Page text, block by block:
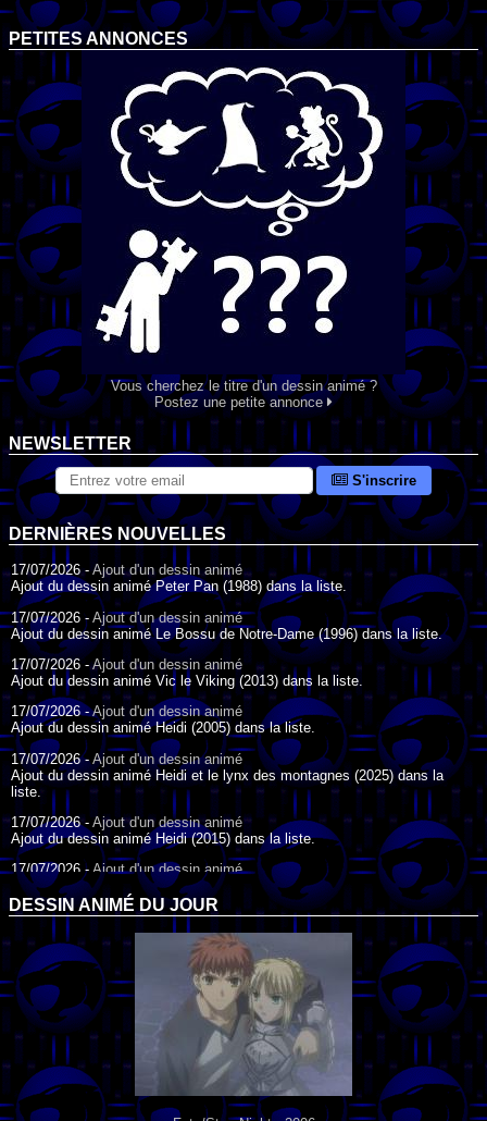
PETITES ANNONCES
Vous cherchez le titre d'un dessin animé ?
Postez une petite annonce
NEWSLETTER
S'inscrire
DERNIÈRES NOUVELLES
17/07/2026 -Ajout d'un dessin animé
Ajout du dessin animé Peter Pan (1988) dans la liste.
17/07/2026 - Ajout d'un dessin animé
Ajout du dessin animé Le Bossu de Notre-Dame (1996) dans la liste.
17/07/2026 -Ajout d'un dessin animé
Ajout du dessin animé Vic le Viking (2013) dans la liste.
17/07/2026 -Ajout d'un dessin animé
Ajout du dessin animé Heidi (2005) dans la liste.
17/07/2026 -Ajout d'un dessin animé
Ajout du dessin animé Heidi et le lynx des montagnes (2025) dans la
liste.
17/07/2026 - Ajout d'un dessin animé
Ajout du dessin animé Heidi (2015) dans la liste.
17/07/2026 - Ajout d'un dessin animé
Ajout du dessin animé Heidi (1995) dans la liste.
09/07/2026 -Ajout d'un dessin animé
Ajout du dessin animé Genki l'Aventurier de la Chance (2006) dans la
liste.
04/07/2026 -
Ajout d'un dessin animé
Ajout du dessin animé Vilain Petit Canard (2000) dans la liste.
04/07/2026 -
Ajout d'un dessin animé
Ajout du dessin animé Le Noël du vilain petit canard (2003) dans la liste.
DESSIN ANIMÉ DU JOUR